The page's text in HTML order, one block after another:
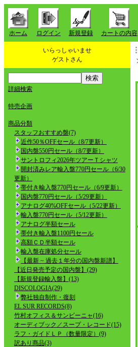
ホーム ログイン 新規登録 カートの内容
いらっしゃいませ
ゲストさん
詳細検索
特売企画
商品分類
スタッフおすすめ盤(7)
近作50％OFFセール（8/7更新）
国内盤550円セール（8/7更新）
サントロフィ2026年ツアーＴシャツ
開封済みレア輸入盤770円セール（6/30
更新）
帯付き輸入盤770円セール（6/9更新）
国内盤770円セール（5/29更新）
アナログ40%OFFセール（5/22更新）
輸入盤770円セール（5/12更新）
アナログ半額セール
帯付き輸入盤1100円セール
高額ＣＤ半額セール
輸入盤在庫処分セール
【最新 ~ 過去１年分の国内盤新譜】
【近日発売予定の国内盤】(29)
【新規登録輸入盤】(13)
DISCOLOGIA(29)
弊社独自制作・復刻
EL SUR RECORDS(8)
竹村オフィス＆サンビーニャ(16)
オーディブック／スープ・レコード(15)
ラフ・ガイドＬＰ（数量限定）(9)
訳あり商品(3)